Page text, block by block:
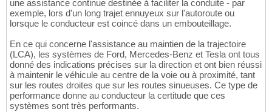
une assistance continue destinée à faciliter la conduite - par
exemple, lors d'un long trajet ennuyeux sur l'autoroute ou
lorsque le conducteur est coincé dans un embouteillage.
En ce qui concerne l'assistance au maintien de la trajectoire
(LCA), les systèmes de Ford, Mercedes-Benz et Tesla ont tous
donné des indications précises sur la direction et ont bien réussi
à maintenir le véhicule au centre de la voie ou à proximité, tant
sur les routes droites que sur les routes sinueuses. Ce type de
performance donne au conducteur la certitude que ces
systèmes sont très performants.